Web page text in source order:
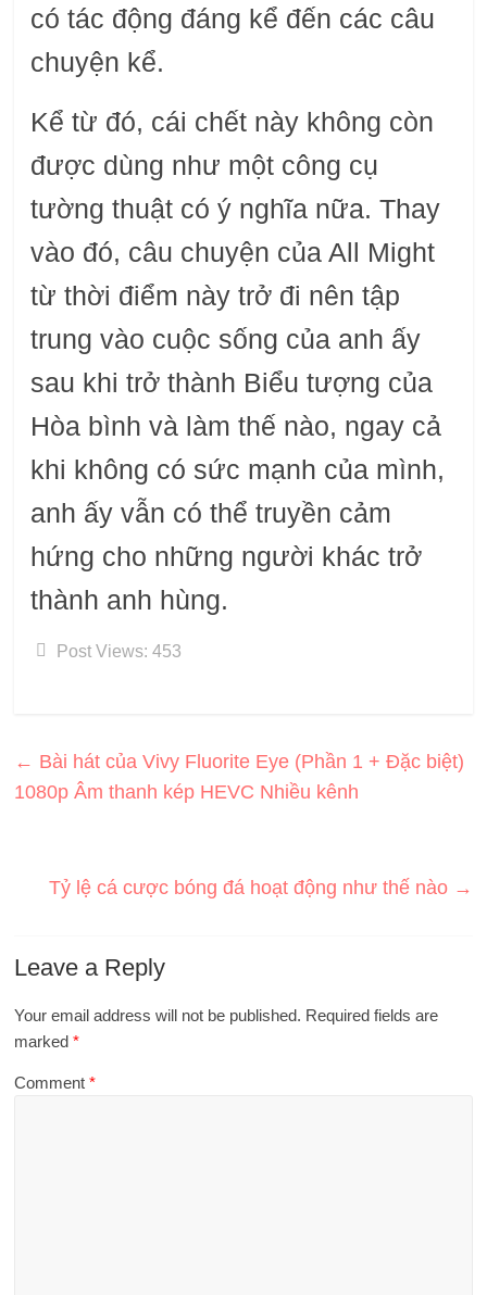
có tác động đáng kể đến các câu
chuyện kể.
Kể từ đó, cái chết này không còn
được dùng như một công cụ
tường thuật có ý nghĩa nữa. Thay
vào đó, câu chuyện của All Might
từ thời điểm này trở đi nên tập
trung vào cuộc sống của anh ấy
sau khi trở thành Biểu tượng của
Hòa bình và làm thế nào, ngay cả
khi không có sức mạnh của mình,
anh ấy vẫn có thể truyền cảm
hứng cho những người khác trở
thành anh hùng.
Post Views: 453
← Bài hát của Vivy Fluorite Eye (Phần 1 + Đặc biệt)
1080p Âm thanh kép HEVC Nhiều kênh
Tỷ lệ cá cược bóng đá hoạt động như thế nào →
Leave a Reply
Your email address will not be published. Required fields are
marked*
Comment*